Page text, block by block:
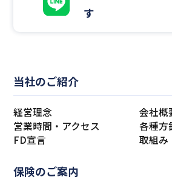
す
当社のご紹介
経営理念
会社概
営業時間・アクセス
各種方
FD宣言
取組み
保険のご案内